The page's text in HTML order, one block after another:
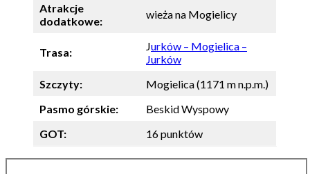
Atrakcje
dodatkowe:
wieża na Mogielicy
Trasa: Jurków – Mogielica –
Jurków
Szczyty:
Mogielica (1171 m n.p.m.)
Pasmo górskie:
Beskid Wyspowy
GOT:
16 punktów